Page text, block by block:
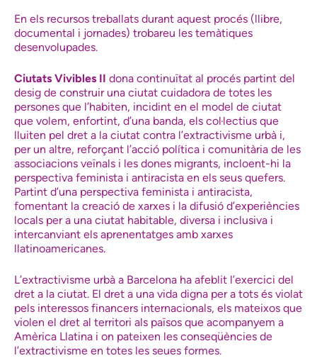
En els recursos treballats durant aquest procés (llibre,
documental i jornades) trobareu les temàtiques
desenvolupades.
Ciutats Vivibles II dona continuïtat al procés partint del
desig de construir una ciutat cuidadora de totes les
persones que l’habiten, incidint en el model de ciutat
que volem, enfortint, d’una banda, els col·lectius que
lluiten pel dret a la ciutat contra l’extractivisme urbà i,
per un altre, reforçant l’acció política i comunitària de les
associacions veïnals i les dones migrants, incloent-hi la
perspectiva feminista i antiracista en els seus quefers.
Partint d’una perspectiva feminista i antiracista,
fomentant la creació de xarxes i la difusió d’experiències
locals per a una ciutat habitable, diversa i inclusiva i
intercanviant els aprenentatges amb xarxes
llatinoamericanes.
L’extractivisme urbà a Barcelona ha afeblit l’exercici del
dret a la ciutat. El dret a una vida digna per a tots és violat
pels interessos financers internacionals, els mateixos que
violen el dret al territori als països que acompanyem a
Amèrica Llatina i on pateixen les conseqüències de
l’extractivisme en totes les seues formes.